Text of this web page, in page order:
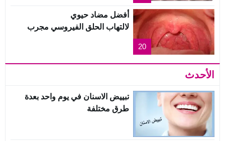
20
أفضل مضاد حيوي
لالتهاب الحلق الفيروسي مجرب
الأحدث
تبييض الاسنان في يوم واحد بعدة
طرق مختلفة